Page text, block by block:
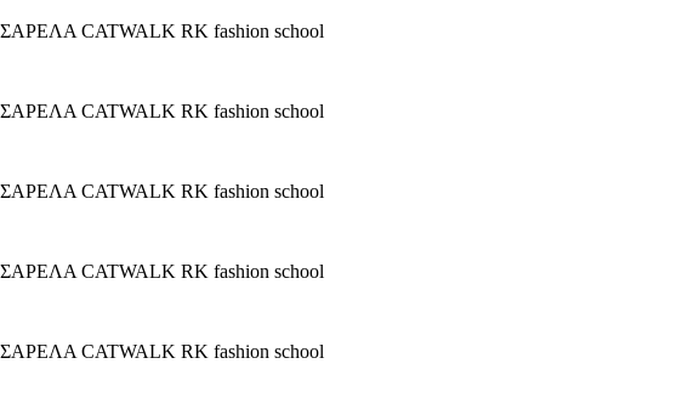
CATWALK RK fashion school
CATWALK RK fashion school
CATWALK RK fashion school
CATWALK RK fashion school
CATWALK RK fashion school